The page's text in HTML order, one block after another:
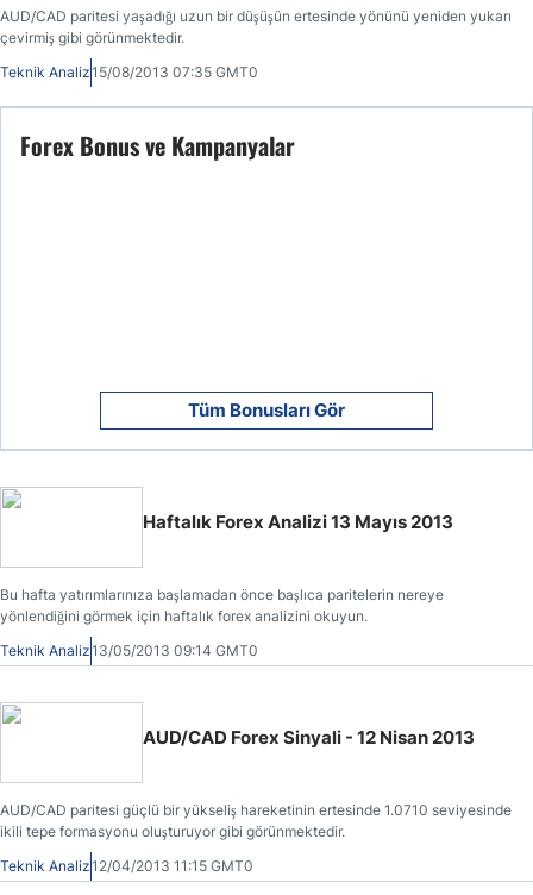
AUD/CAD paritesi yaşadığı uzun bir düşüşün ertesinde yönünü yeniden yukarı
çevirmiş gibi görünmektedir.
Teknik Analiz15/08/2013 07:35 GMT0
Forex Bonus ve Kampanyalar
Tüm Bonusları Gör
Haftalık Forex Analizi 13 Mayıs 2013
Bu hafta yatırımlarınıza başlamadan önce başlıca paritelerin nereye
yönlendiğini görmek için haftalık forex analizini okuyun.
Teknik Analiz13/05/2013 09:14 GMT0
AUD/CAD Forex Sinyali - 12 Nisan 2013
AUD/CAD paritesi güçlü bir yükseliş hareketinin ertesinde 1.0710 seviyesinde
ikili tepe formasyonu oluşturuyor gibi görünmektedir.
Teknik Analiz12/04/2013 11:15 GMT0